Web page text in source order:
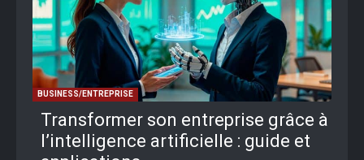
BUSINESS/ENTREPRISE
Transformer son entreprise grâce à
l’intelligence artificielle : guide et